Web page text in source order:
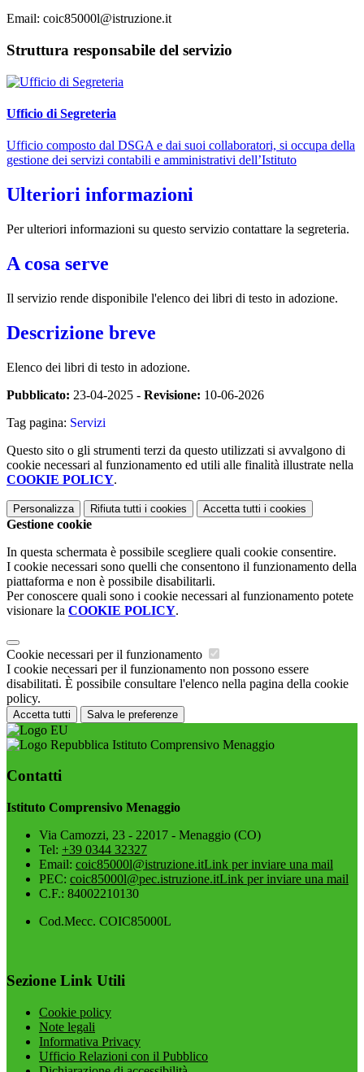
Email: coic85000l@istruzione.it
Struttura responsabile del servizio
Ufficio di Segreteria
Ufficio composto dal DSGA e dai suoi collaboratori, si occupa della
gestione dei servizi contabili e amministrativi dell’Istituto
Ulteriori informazioni
Per ulteriori informazioni su questo servizio contattare la segreteria.
A cosa serve
Il servizio rende disponibile l'elenco dei libri di testo in adozione.
Descrizione breve
Elenco dei libri di testo in adozione.
Pubblicato: 23-04-2025 - Revisione: 10-06-2026
Tag pagina: Servizi
Questo sito o gli strumenti terzi da questo utilizzati si avvalgono di
cookie necessari al funzionamento ed utili alle finalità illustrate nella
COOKIE POLICY.
Personalizza Rifiuta tutti i cookies Accetta tutti i cookies
Gestione cookie
In questa schermata è possibile scegliere quali cookie consentire.
I cookie necessari sono quelli che consentono il funzionamento della
piattaforma e non è possibile disabilitarli.
Per conoscere quali sono i cookie necessari al funzionamento potete
visionare la COOKIE POLICY.
Cookie necessari per il funzionamento
I cookie necessari per il funzionamento non possono essere
disabilitati. È possibile consultare l'elenco nella pagina della cookie
policy.
Accetta tutti Salva le preferenze
Istituto Comprensivo Menaggio
Contatti
Istituto Comprensivo Menaggio
Via Camozzi, 23 - 22017 - Menaggio (CO)
Tel: +39 0344 32327
Email: coic85000l@istruzione.itLink per inviare una mail
PEC: coic85000l@pec.istruzione.itLink per inviare una mail
C.F.: 84002210130
Cod.Mecc. COIC85000L
Sezione Link Utili
Cookie policy
Note legali
Informativa Privacy
Ufficio Relazioni con il Pubblico